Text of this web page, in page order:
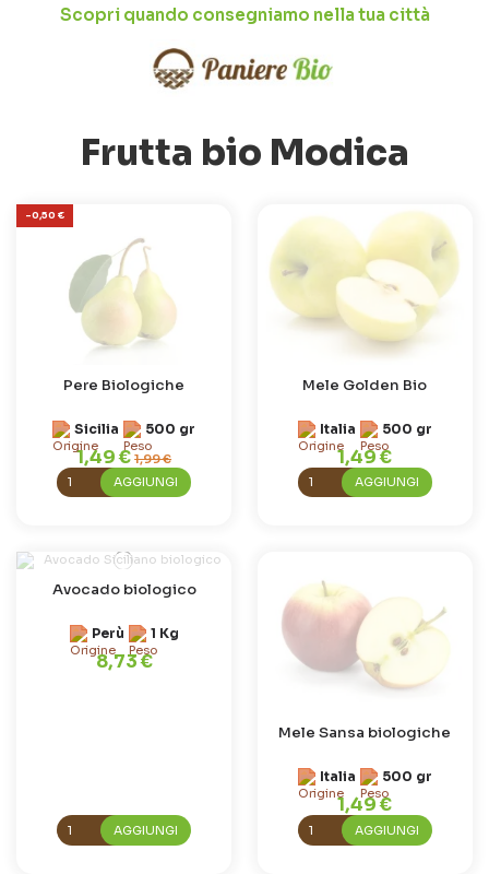
Scopri quando consegniamo nella tua città
Frutta bio Modica
-0,50 €
Pere Biologiche
Sicilia 500 gr
1,49 €1,99 €
AGGIUNGI
Mele Golden Bio
Italia 500 gr
1,49 €
AGGIUNGI
Avocado biologico
Perù 1 Kg
8,73 €
AGGIUNGI
Mele Sansa biologiche
Italia 500 gr
1,49 €
AGGIUNGI